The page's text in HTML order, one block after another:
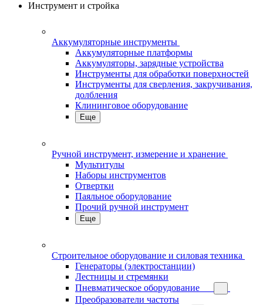
Инструмент и стройка
Аккумуляторные инструменты
Аккумуляторные платформы
Аккумуляторы, зарядные устройства
Инструменты для обработки поверхностей
Инструменты для сверления, закручивания,
долбления
Клининговое оборудование
Еще
Ручной инструмент, измерение и хранение
Мультитулы
Наборы инструментов
Отвертки
Паяльное оборудование
Прочий ручной инструмент
Еще
Строительное оборудование и силовая техника
Генераторы (электростанции)
Лестницы и стремянки
Пневматическое оборудование
Преобразователи частоты